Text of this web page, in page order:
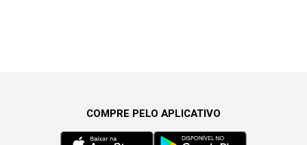
COMPRE PELO APLICATIVO